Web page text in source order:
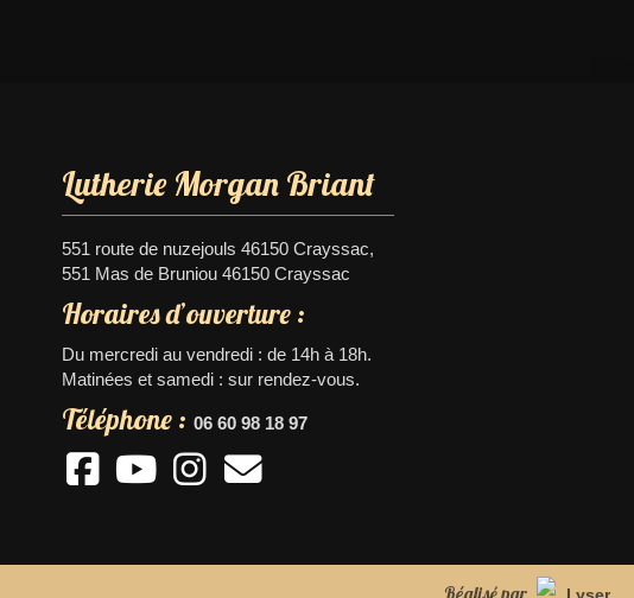
Lutherie Morgan Briant
551 route de nuzejouls 46150 Crayssac,
551 Mas de Bruniou 46150 Crayssac
Horaires d’ouverture :
Du mercredi au vendredi : de 14h à 18h.
Matinées et samedi : sur rendez-vous.
Téléphone : 06 60 98 18 97